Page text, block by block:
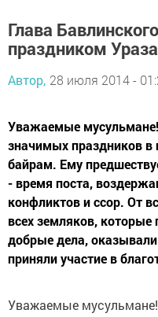
Глава
праздником
Автор, 28 июля 2014 -
Уважаемые
значимых праздников
байрам. Ему
- время поста,
конфликтов и ссор. От
всех земляков,
добрые дела,
приняли участие в
Уважаемые мусульмане!